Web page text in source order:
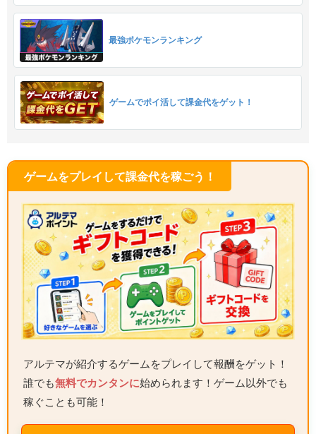
最強ポケモンランキング
ゲームでポイ活して課金代をゲット！
ゲームをプレイして課金代を稼ごう！
アルテマが紹介するゲームをプレイして報酬をゲット！
誰でも無料でカンタンに始められます！ゲーム以外でも
稼ぐことも可能！